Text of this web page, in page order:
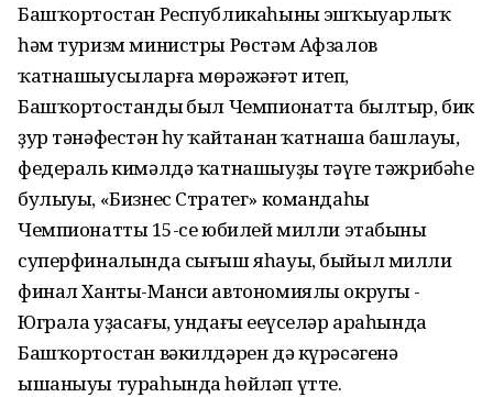
Башҡортостан Республикаһының эшҡыуарлыҡ
һәм туризм министры Рөстәм Афзалов
ҡатнашыусыларға мөрәжәғәт итеп,
Башҡортостандың был Чемпионатта былтыр, бик
ҙур тәнәфестән һуң ҡайтанан ҡатнаша башлауы,
федераль кимәлдә ҡатнашыуҙың тәүге тәжрибәһе
булыуы, «Бизнес Стратег» командаһы
Чемпионаттың 15-се юбилей милли этабының
суперфиналында сығыш яһауы, быйыл милли
финал Ханты-Манси автономиялы округы -
Юграла уҙасағы, ундағы еңеүселәр араһында
Башҡортостан вәкилдәрен дә күрәсәгенә
ышаныуы тураһында һөйләп үтте.